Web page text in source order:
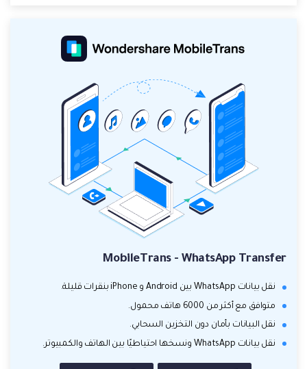
MobileTrans - WhatsApp Transfer
نقل بيانات WhatsApp بين Android و iPhone بنقرات قليلة.
متوافق مع أكثر من 6000 هاتف محمول.
نقل البيانات بأمان دون التخزين السحابي.
نقل بيانات WhatsApp ونسخها احتياطيًا بين الهاتف والكمبيوتر.